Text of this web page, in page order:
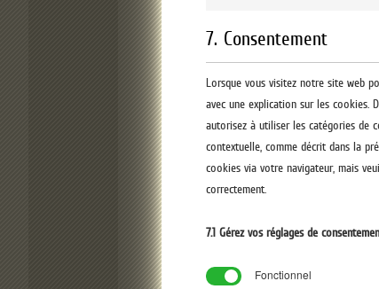
7. Consentement
Lorsque vous visitez notre site web
avec une explication sur les cookies.
autorisez à utiliser les catégories de
contextuelle, comme décrit dans la
cookies via votre navigateur, mais
correctement.
7.1 Gérez vos réglages de
Fonctionnel